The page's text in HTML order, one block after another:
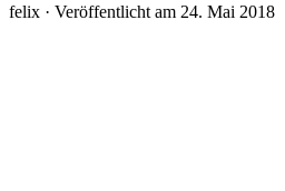
felix · Veröffentlicht am 24. Mai 2018